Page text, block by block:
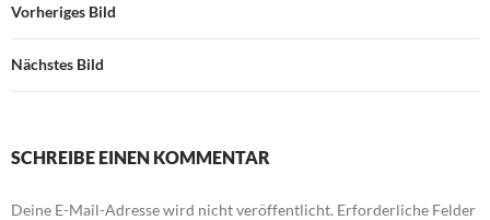
Vorheriges Bild
Nächstes Bild
SCHREIBE EINEN KOMMENTAR
Deine E-Mail-Adresse wird nicht veröffentlicht. Erforderliche Felder